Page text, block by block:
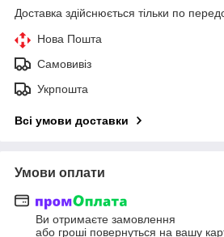
Доставка здійснюється тільки по
Нова Пошта
Самовивіз
Укрпошта
Всі умови доставки
Умови оплати
Ви отримаєте замовлення
або гроші повернуться на вашу